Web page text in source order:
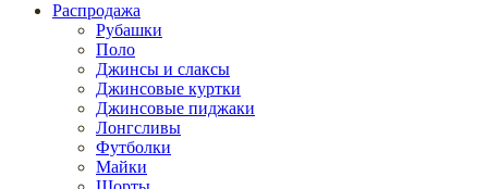
Распродажа
Рубашки
Поло
Джинсы и слаксы
Джинсовые куртки
Джинсовые пиджаки
Лонгсливы
Футболки
Майки